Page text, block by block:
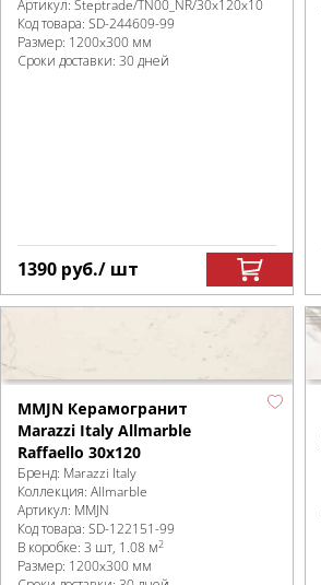
Артикул:Steptrade/TN00_NR/30x120x10
Код товара:SD-244609-99
Размер: 1200x300 мм
Сроки доставки: 30 дней
1390 руб./ шт
MMJN Керамогранит
Marazzi Italy Allmarble
Raffaello 30x120
Бренд: Marazzi Italy
Коллекция:Allmarble
Артикул: MMJN
Код товара:SD-122151-99
В коробке:3 шт, 1.08 м2
Размер: 1200x300 мм